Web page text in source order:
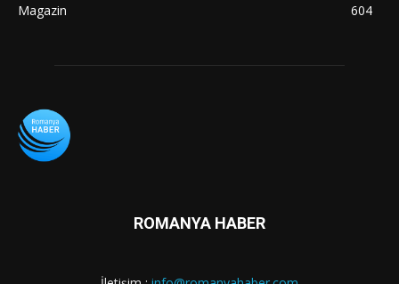
Magazin
604
ROMANYA HABER